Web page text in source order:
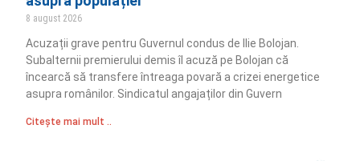
8 august 2026
Acuzații grave pentru Guvernul condus de Ilie Bolojan.
Subalternii premierului demis îl acuză pe Bolojan că
încearcă să transfere întreaga povară a crizei energetice
asupra românilor. Sindicatul angajaților din Guvern
Citește mai mult ..